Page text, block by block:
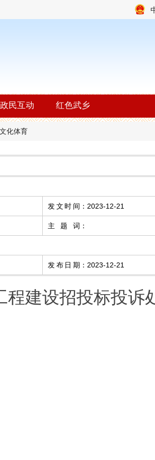
政民互动 红色武乡
化体育
发文时间 ： 2023-12-21
主 题 词 ：
发布日期 ： 2023-12-21
程建设招投标投诉